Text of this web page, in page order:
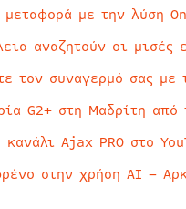
με την λύση
αναζητούν οι μισές
συναγερμό σας με
G2+ στη Μαδρίτη από
Ajax PRO στο
στην χρήση AI –